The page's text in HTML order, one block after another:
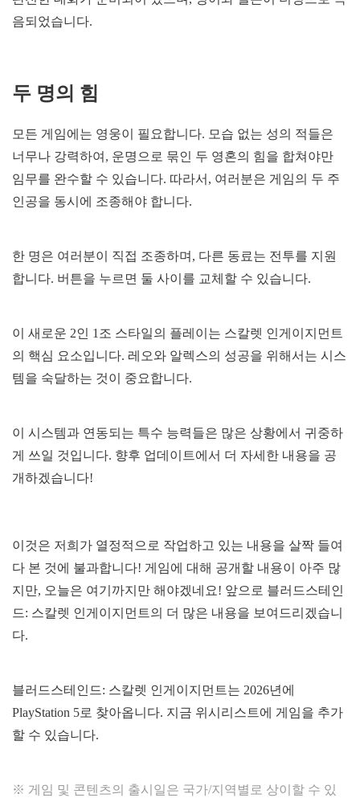
음되었습니다.
두 명의 힘
모든 게임에는 영웅이 필요합니다. 모습 없는 성의 적들은
너무나 강력하여, 운명으로 묶인 두 영혼의 힘을 합쳐야만
임무를 완수할 수 있습니다. 따라서, 여러분은 게임의 두 주
인공을 동시에 조종해야 합니다.
한 명은 여러분이 직접 조종하며, 다른 동료는 전투를 지원
합니다. 버튼을 누르면 둘 사이를 교체할 수 있습니다.
이 새로운 2인 1조 스타일의 플레이는 스칼렛 인게이지먼트
의 핵심 요소입니다. 레오와 알렉스의 성공을 위해서는 시스
템을 숙달하는 것이 중요합니다.
이 시스템과 연동되는 특수 능력들은 많은 상황에서 귀중하
게 쓰일 것입니다. 향후 업데이트에서 더 자세한 내용을 공
개하겠습니다!
이것은 저희가 열정적으로 작업하고 있는 내용을 살짝 들여
다 본 것에 불과합니다! 게임에 대해 공개할 내용이 아주 많
지만, 오늘은 여기까지만 해야겠네요! 앞으로 블러드스테인
드: 스칼렛 인게이지먼트의 더 많은 내용을 보여드리겠습니
다.
블러드스테인드: 스칼렛 인게이지먼트는 2026년에
PlayStation 5로 찾아옵니다. 지금 위시리스트에 게임을 추가
할 수 있습니다.
※ 게임 및 콘텐츠의 출시일은 국가/지역별로 상이할 수 있